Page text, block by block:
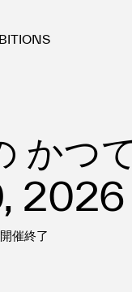
& Museums
& Events
Releases
かつ
2026
開催終了